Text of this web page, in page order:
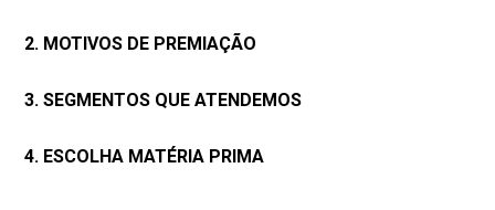
2. MOTIVOS DE PREMIAÇÃO
3. SEGMENTOS QUE ATENDEMOS
4. ESCOLHA MATÉRIA PRIMA